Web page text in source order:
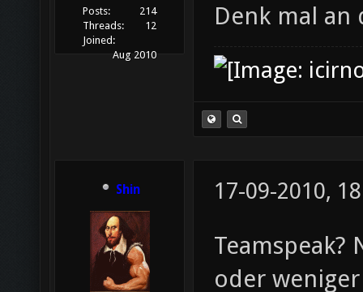
Posts:
214
Threads:
12
Joined:
Aug 2010
Denk mal an
Shin 17-09-2010,
Teamspeak?
oder